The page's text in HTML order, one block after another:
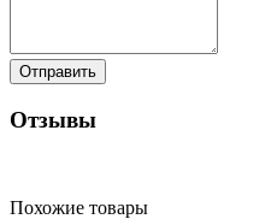
Отправить
Отзывы
Похожие товары